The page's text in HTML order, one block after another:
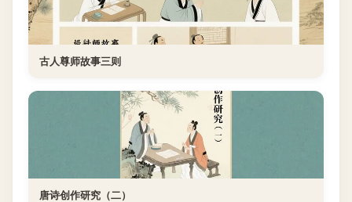
古人尊师故事三则
唐诗创作研究（二）